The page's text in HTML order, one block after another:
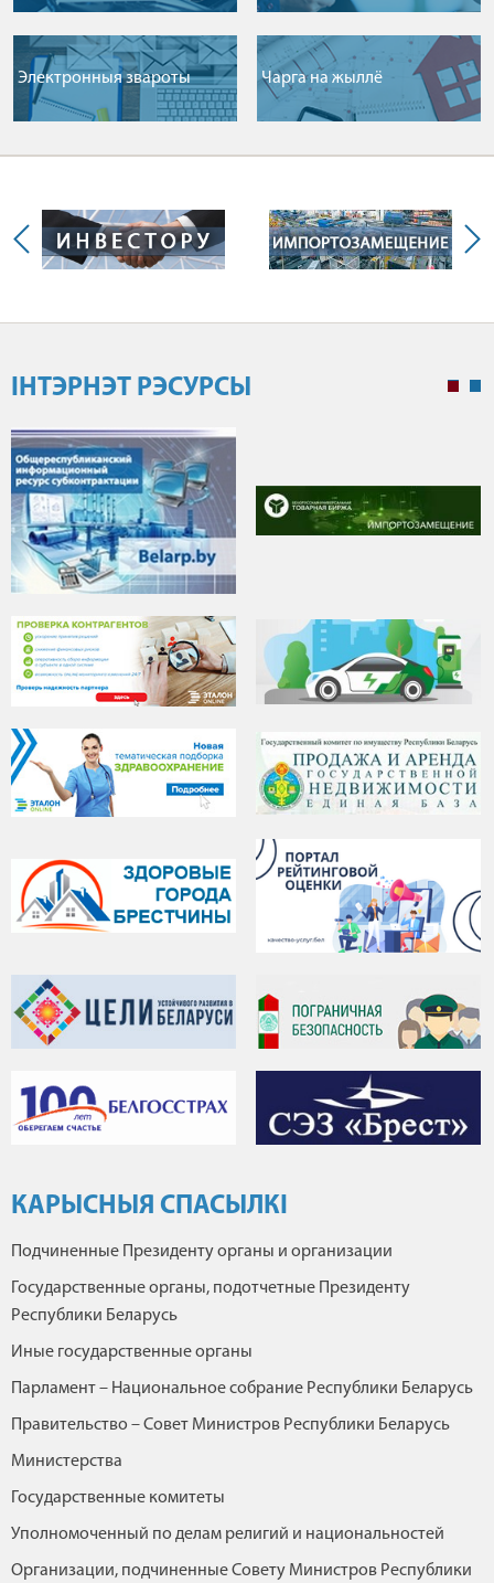
Электронныя звароты Чарга на жыллё
ІНТЭРНЭТ РЭСУРСЫ
КАРЫСНЫЯ СПАСЫЛКІ
Подчиненные Президенту органы и организации
Государственные органы, подотчетные Президенту
Республики Беларусь
Иные государственные органы
Парламент – Национальное собрание Республики Беларусь
Правительство – Совет Министров Республики Беларусь
Министерства
Государственные комитеты
Уполномоченный по делам религий и национальностей
Организации, подчиненные Совету Министров Республики